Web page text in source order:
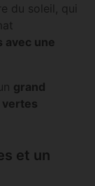
du soleil, qui
avec une
grand
vertes
et un